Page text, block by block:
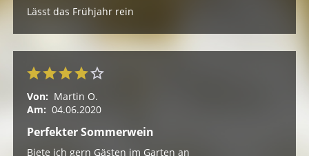
Lässt das Frühjahr rein
Von: Martin O.
Am: 04.06.2020
Perfekter Sommerwein
Biete ich gern Gästen im Garten an